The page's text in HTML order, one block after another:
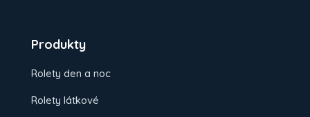
Produkty
Rolety den a noc
Rolety látkové